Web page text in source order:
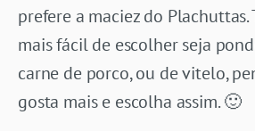
prefere a maciez do Plachuttas.
mais fácil de escolher seja
carne de porco, ou de vitelo,
gosta mais e escolha assim. 🙂